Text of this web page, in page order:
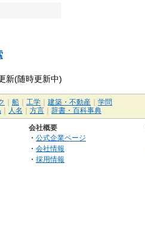
新(随時更新中)
船 工学 建築・不動産
学問
人名 方言 辞書・百科事典
会社概要
・ 公式企業ページ
・ 会社情報
・ 採用情報